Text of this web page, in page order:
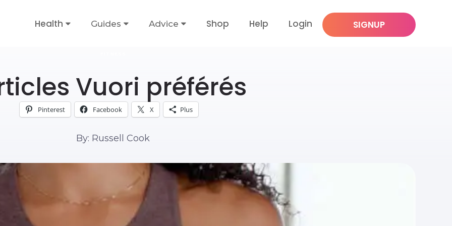
Health Guides Advice Shop Help Login SIGNUP
Vuori préférés
Pinterest Facebook X Plus
By: Russell Cook